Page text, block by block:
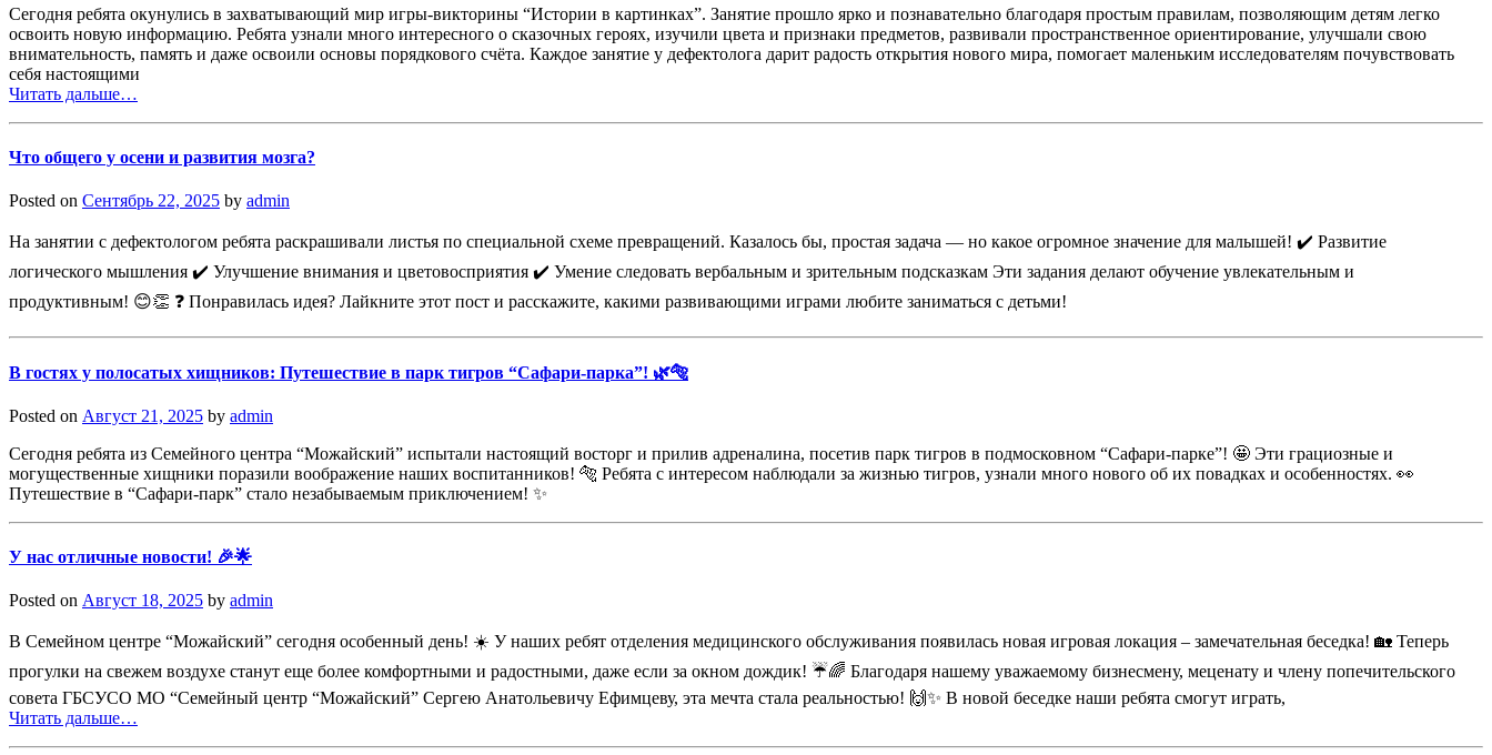
Сегодня ребята окунулись в захватывающий мир игры-викторины “Истории в картинках”. Занятие прошло ярко и познавательно благодаря простым правилам, позволяющим детям легко
освоить новую информацию. Ребята узнали много интересного о сказочных героях, изучили цвета и признаки предметов, развивали пространственное ориентирование, улучшали свою
внимательность, память и даже освоили основы порядкового счёта. Каждое занятие у дефектолога дарит радость открытия нового мира, помогает маленьким исследователям почувствовать
себя настоящими
Читать дальше…
Что общего у осени и развития мозга?
Posted on Сентябрь 22, 2025 by admin
На занятии с дефектологом ребята раскрашивали листья по специальной схеме превращений. Казалось бы, простая задача — но какое огромное значение для малышей! ✔️ Развитие
логического мышления ✔️ Улучшение внимания и цветовосприятия ✔️ Умение следовать вербальным и зрительным подсказкам Эти задания делают обучение увлекательным и
продуктивным! 😊👏 ❓ Понравилась идея? Лайкните этот пост и расскажите, какими развивающими играми любите заниматься с детьми!
В гостях у полосатых хищников: Путешествие в парк тигров “Сафари-парка”! 🌿🐅
Posted on Август 21, 2025 by admin
Сегодня ребята из Семейного центра “Можайский” испытали настоящий восторг и прилив адреналина, посетив парк тигров в подмосковном “Сафари-парке”! 🤩 Эти грациозные и
могущественные хищники поразили воображение наших воспитанников! 🐅 Ребята с интересом наблюдали за жизнью тигров, узнали много нового об их повадках и особенностях. 👀
Путешествие в “Сафари-парк” стало незабываемым приключением! ✨
У нас отличные новости! 🎉🌟
Posted on Август 18, 2025 by admin
В Семейном центре “Можайский” сегодня особенный день! ☀️ У наших ребят отделения медицинского обслуживания появилась новая игровая локация – замечательная беседка! 🏡 Теперь
прогулки на свежем воздухе станут еще более комфортными и радостными, даже если за окном дождик! ☔️🌈 Благодаря нашему уважаемому бизнесмену, меценату и члену попечительского
совета ГБСУСО МО “Семейный центр “Можайский” Сергею Анатольевичу Ефимцеву, эта мечта стала реальностью! 🙌✨ В новой беседке наши ребята смогут играть,
Читать дальше…